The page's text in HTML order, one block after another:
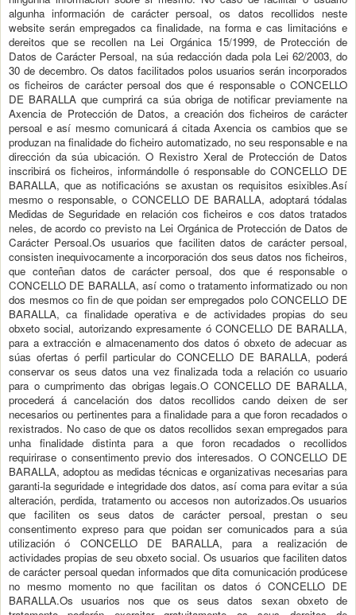
algunha información de carácter persoal, os datos recollidos neste
website serán empregados ca finalidade, na forma e cas limitacións e
dereitos que se recollen na Lei Orgánica 15/1999, de Protección de
Datos de Carácter Persoal, na súa redacción dada pola Lei 62/2003, do
30 de decembro. Os datos facilitados polos usuarios serán incorporados
os ficheiros de carácter persoal dos que é responsable o CONCELLO
DE BARALLA que cumprirá ca súa obriga de notificar previamente na
Axencia de Protección de Datos, a creación dos ficheiros de carácter
persoal e así mesmo comunicará á citada Axencia os cambios que se
produzan na finalidade do ficheiro automatizado, no seu responsable e na
dirección da súa ubicación. O Rexistro Xeral de Protección de Datos
inscribirá os ficheiros, informándolle ó responsable do CONCELLO DE
BARALLA, que as notificacións se axustan os requisitos esixibles.Así
mesmo o responsable, o CONCELLO DE BARALLA, adoptará tódalas
Medidas de Seguridade en relación cos ficheiros e cos datos tratados
neles, de acordo co previsto na Lei Orgánica de Protección de Datos de
Carácter Persoal.Os usuarios que faciliten datos de carácter persoal,
consisten inequivocamente a incorporación dos seus datos nos ficheiros,
que conteñan datos de carácter persoal, dos que é responsable o
CONCELLO DE BARALLA, así como o tratamento informatizado ou non
dos mesmos co fin de que poidan ser empregados polo CONCELLO DE
BARALLA, ca finalidade operativa e de actividades propias do seu
obxeto social, autorizando expresamente ó CONCELLO DE BARALLA,
para a extracción e almacenamento dos datos ó obxeto de adecuar as
súas ofertas ó perfil particular do CONCELLO DE BARALLA, poderá
conservar os seus datos una vez finalizada toda a relación co usuario
para o cumprimento das obrigas legais.O CONCELLO DE BARALLA,
procederá á cancelación dos datos recollidos cando deixen de ser
necesarios ou pertinentes para a finalidade para a que foron recadados o
rexistrados. No caso de que os datos recollidos sexan empregados para
unha finalidade distinta para a que foron recadados o recollidos
requirirase o consentimento previo dos interesados. O CONCELLO DE
BARALLA, adoptou as medidas técnicas e organizativas necesarias para
garanti-la seguridade e integridade dos datos, así coma para evitar a súa
alteración, perdida, tratamento ou accesos non autorizados.Os usuarios
que faciliten os seus datos de carácter persoal, prestan o seu
consentimento expreso para que poidan ser comunicados para a súa
utilización ó CONCELLO DE BARALLA, para a realización de
actividades propias de seu obxeto social. Os usuarios que faciliten datos
de carácter persoal quedan informados que dita comunicación prodúcese
no mesmo momento no que facilitan os datos ó CONCELLO DE
BARALLA.Os usuarios nos que os seus datos sexan obxeto de